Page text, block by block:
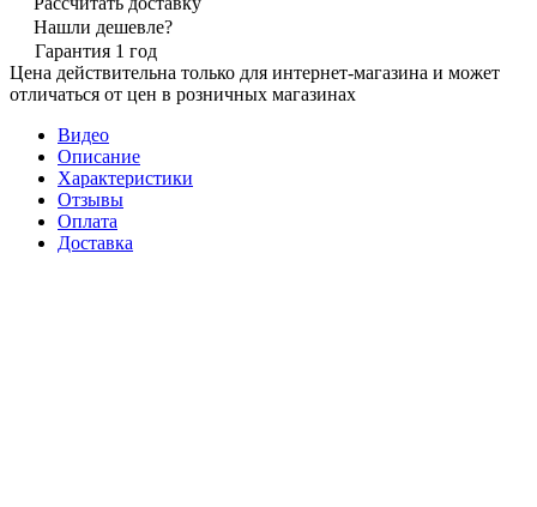
Нашли дешевле?
Гарантия 1 год
Цена действительна только для интернет-магазина и может
отличаться от цен в розничных магазинах
Видео
Описание
Характеристики
Отзывы
Оплата
Доставка